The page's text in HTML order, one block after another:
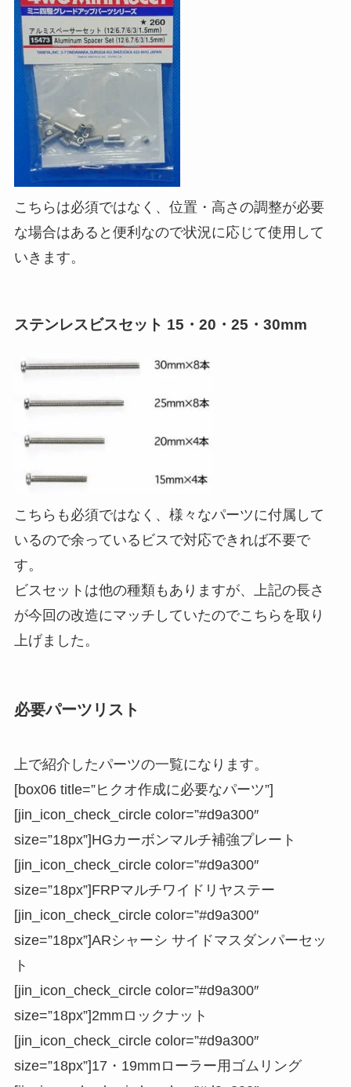
こちらは必須ではなく、位置・高さの調整が必要
な場合はあると便利なので状況に応じて使用して
いきます。
ステンレスビスセット 15・20・25・30mm
こちらも必須ではなく、様々なパーツに付属して
いるので余っているビスで対応できれば不要で
す。
ビスセットは他の種類もありますが、上記の長さ
が今回の改造にマッチしていたのでこちらを取り
上げました。
必要パーツリスト
上で紹介したパーツの一覧になります。
[box06 title=”ヒクオ作成に必要なパーツ”]
[jin_icon_check_circle color=”#d9a300″
size=”18px”]HGカーボンマルチ補強プレート
[jin_icon_check_circle color=”#d9a300″
size=”18px”]FRPマルチワイドリヤステー
[jin_icon_check_circle color=”#d9a300″
size=”18px”]ARシャーシ サイドマスダンパーセッ
ト
[jin_icon_check_circle color=”#d9a300″
size=”18px”]2mmロックナット
[jin_icon_check_circle color=”#d9a300″
size=”18px”]17・19mmローラー用ゴムリング